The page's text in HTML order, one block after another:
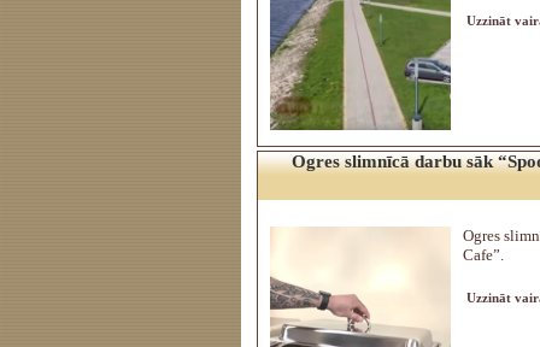
Uzzināt
Ogres slimnīcā darbu sāk
Ogres
Cafe”.
Uzzināt